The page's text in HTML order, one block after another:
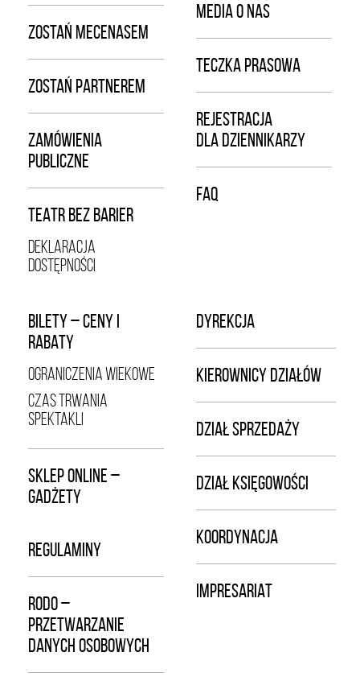
ZOSTAŃ MECENASEM
ZOSTAŃ PARTNEREM
ZAMÓWIENIA
PUBLICZNE
TEATR BEZ BARIER
DEKLARACJA
DOSTĘPNOŚCI
MEDIA O NAS
TECZKA PRASOWA
REJESTRACJA
DLA DZIENNIKARZY
FAQ
BILETY – CENY I
RABATY
OGRANICZENIA WIEKOWE
CZAS TRWANIA
SPEKTAKLI
SKLEP ONLINE –
GADŻETY
REGULAMINY
RODO –
PRZETWARZANIE
DANYCH OSOBOWYCH
DYREKCJA
KIEROWNICY DZIAŁÓW
DZIAŁ SPRZEDAŻY
DZIAŁ KSIĘGOWOŚCI
KOORDYNACJA
IMPRESARIAT